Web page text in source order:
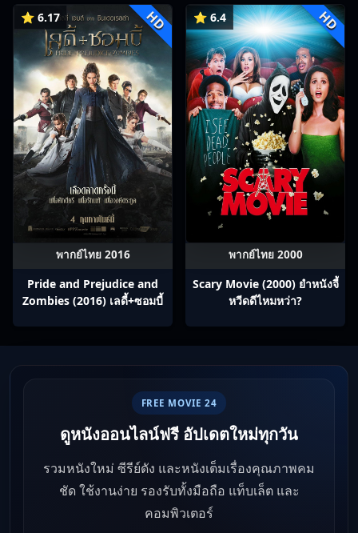
⭐ 6.17 HD
พากย์ไทย 2016
Pride and Prejudice and
Zombies (2016) เลดี้+ซอมบี้
⭐ 6.4 HD
พากย์ไทย 2000
Scary Movie (2000) ยำหนังจี้​
หวีดดีไหมหว่า?
FREE MOVIE 24
ดูหนังออนไลน์ฟรี อัปเดตใหม่ทุกวัน
รวมหนังใหม่ ซีรีย์ดัง และหนังเต็มเรื่องคุณภาพคม
ชัด ใช้งานง่าย รองรับทั้งมือถือ แท็บเล็ต และ
คอมพิวเตอร์